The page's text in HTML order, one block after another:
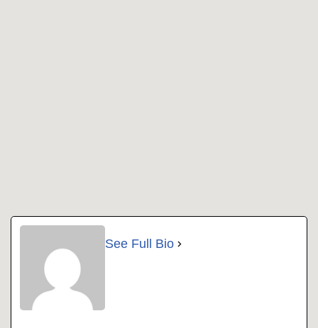
See Full Bio